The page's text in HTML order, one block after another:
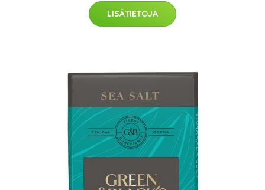
LISÄTIETOJA